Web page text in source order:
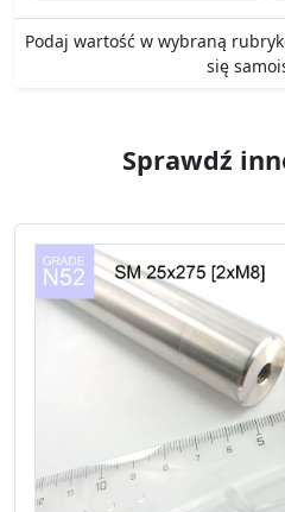
Podaj wartość w wybraną
się
Sprawdź